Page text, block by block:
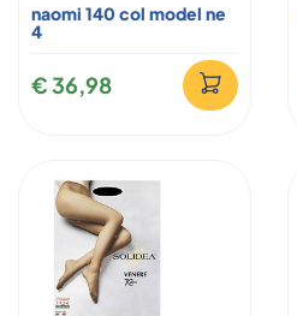
naomi 140 col model ne
4
€ 36,98